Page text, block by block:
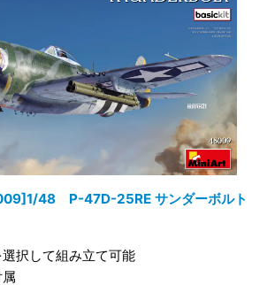
48 P-47D-25RE サンダーボルト
択して組み立て可能